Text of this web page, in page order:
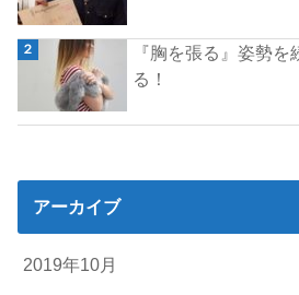
『胸を張る』姿勢
る！
アーカイブ
2019年10月